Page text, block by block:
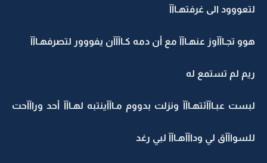
لتعووود الى غرفتهـاآآ
هوو تجـاآآوز عنهـاآآ مع أن دمه كـاآآآن يفووور لتصرفهـاآآ
ريم لم تستمع له
لبست عبـاآآئتهـاآآ ونزلت بدووم مـاآآينتبه لهـاآآ أحد وراآآحت
للسواآآق لي وداآآهـاآآ لبي رغد